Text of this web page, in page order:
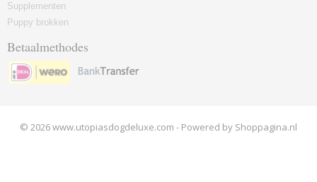
Supplementen
Puppy brokken
Betaalmethodes
© 2026 www.utopiasdogdeluxe.com - Powered by Shoppagina.nl